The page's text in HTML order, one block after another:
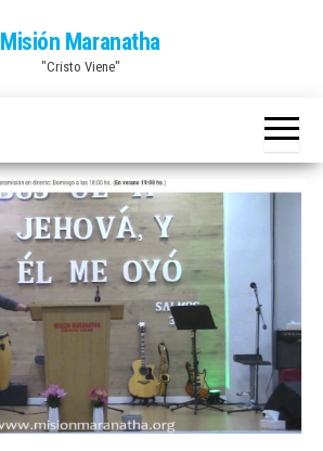
Misión Maranatha
"Cristo Viene"